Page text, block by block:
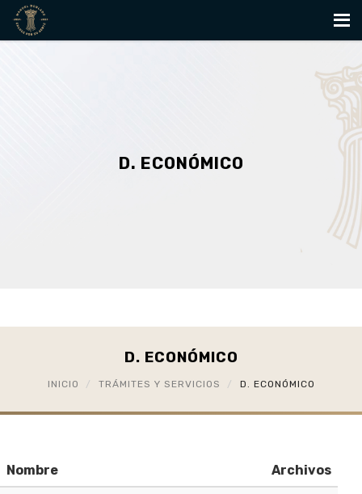
D. ECONÓMICO
D. ECONÓMICO
INICIO TRÁMITES Y SERVICIOS D. ECONÓMICO
Nombre Archivos